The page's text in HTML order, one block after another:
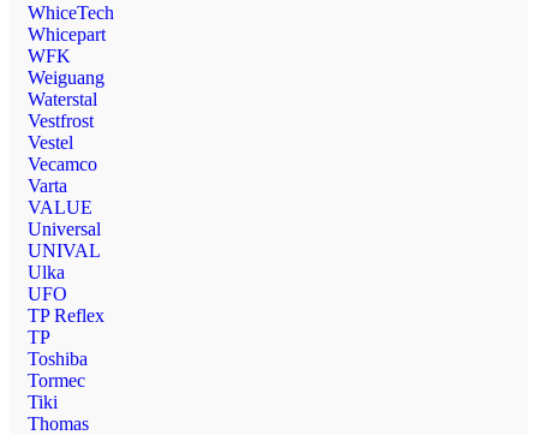
WhiceTech
Whicepart
WFK
Weiguang
Waterstal
Vestfrost
Vestel
Vecamco
Varta
VALUE
Universal
UNIVAL
Ulka
UFO
TP Reflex
TP
Toshiba
Tormec
Tiki
Thomas